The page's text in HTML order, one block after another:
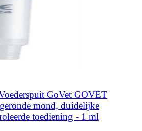
GoVet GOVET
mond, duidelijke
toediening - 1 ml